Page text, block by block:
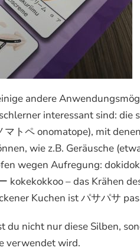
andere
interessant sind: die
トペ onomatope), mit
wie z.B. Geräusche
wegen Aufregung:
kokekokkoo – das Krähen
Kuchen ist パサパサ
du nicht nur diese Silben,
verwendet wird.